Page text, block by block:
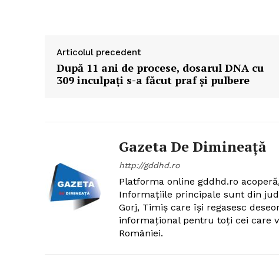
Articolul precedent
După 11 ani de procese, dosarul DNA cu
309 inculpați s-a făcut praf și pulbere
Gazeta De Dimineață
http://gddhd.ro
Platforma online gddhd.ro
Informațiile principale sunt din
Gorj, Timiș care își regasesc
informațional pentru toți cei care
României.